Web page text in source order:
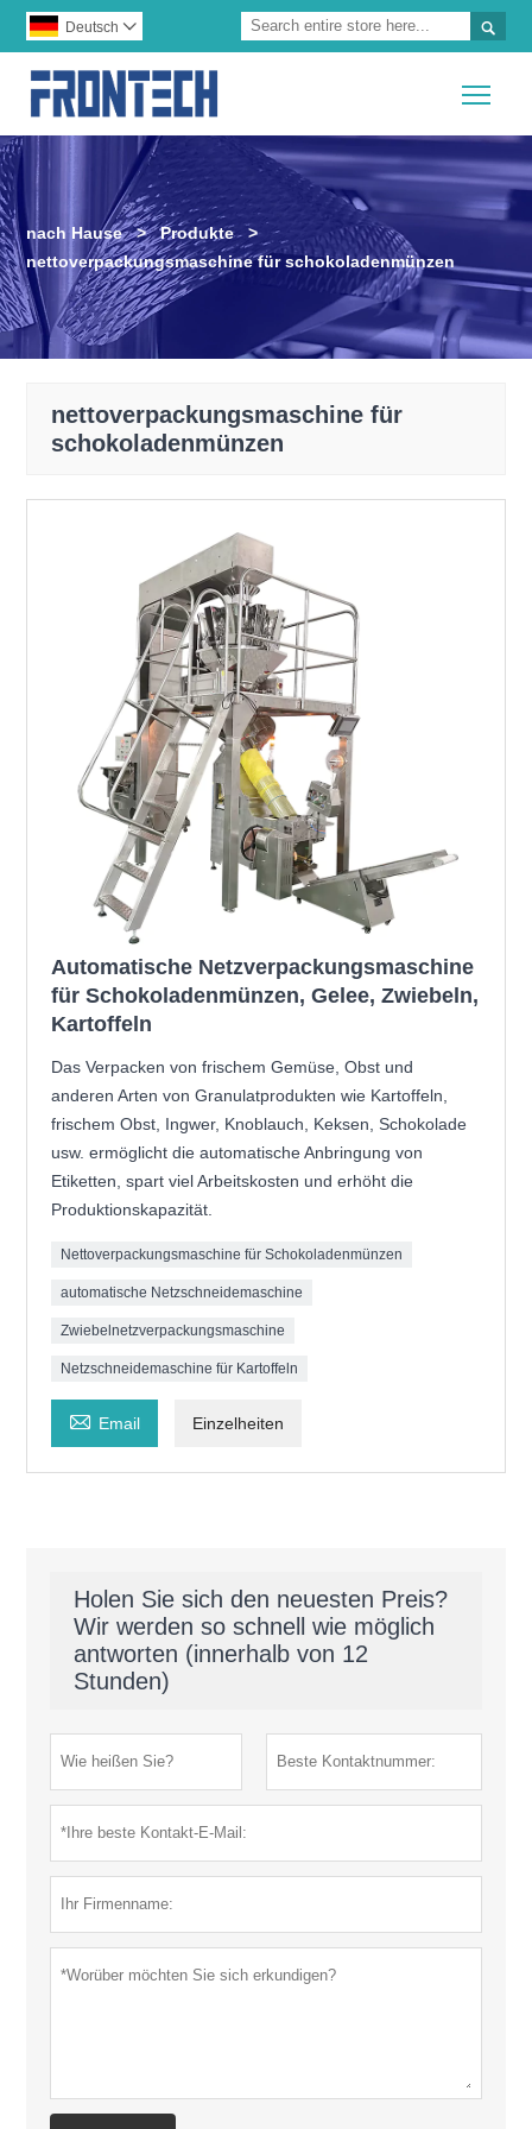

Deutsch 
nach Hause > Produkte
>
nettoverpackungsmaschine für schokoladenmünzen
nettoverpackungsmaschine für
schokoladenmünzen
Automatische Netzverpackungsmaschine
für Schokoladenmünzen, Gelee, Zwiebeln,
Kartoffeln
Das Verpacken von frischem Gemüse, Obst und
anderen Arten von Granulatprodukten wie Kartoffeln,
frischem Obst, Ingwer, Knoblauch, Keksen, Schokolade
usw. ermöglicht die automatische Anbringung von
Etiketten, spart viel Arbeitskosten und erhöht die
Produktionskapazität.
Nettoverpackungsmaschine für Schokoladenmünzen
automatische Netzschneidemaschine
Zwiebelnetzverpackungsmaschine
Netzschneidemaschine für Kartoffeln
 Email Einzelheiten
Holen Sie sich den neuesten Preis?
Wir werden so schnell wie möglich
antworten (innerhalb von 12
Stunden)